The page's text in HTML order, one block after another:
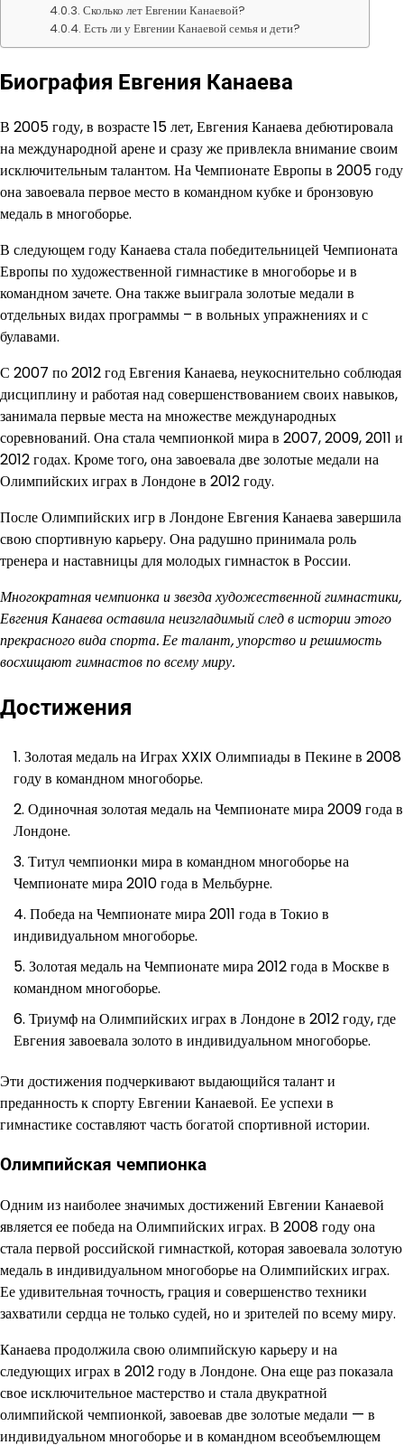
Сколько лет Евгении Канаевой?
Есть ли у Евгении Канаевой семья и дети?
Биография Евгения Канаева
В 2005 году, в возрасте 15 лет, Евгения Канаева дебютировала
на международной арене и сразу же привлекла внимание своим
исключительным талантом. На Чемпионате Европы в 2005 году
она завоевала первое место в командном кубке и бронзовую
медаль в многоборье.
В следующем году Канаева стала победительницей Чемпионата
Европы по художественной гимнастике в многоборье и в
командном зачете. Она также выиграла золотые медали в
отдельных видах программы – в вольных упражнениях и с
булавами.
С 2007 по 2012 год Евгения Канаева, неукоснительно соблюдая
дисциплину и работая над совершенствованием своих навыков,
занимала первые места на множестве международных
соревнований. Она стала чемпионкой мира в 2007, 2009, 2011 и
2012 годах. Кроме того, она завоевала две золотые медали на
Олимпийских играх в Лондоне в 2012 году.
После Олимпийских игр в Лондоне Евгения Канаева завершила
свою спортивную карьеру. Она радушно принимала роль
тренера и наставницы для молодых гимнасток в России.
Многократная чемпионка и звезда художественной гимнастики,
Евгения Канаева оставила неизгладимый след в истории этого
прекрасного вида спорта. Ее талант, упорство и решимость
восхищают гимнастов по всему миру.
Достижения
Золотая медаль на Играх XXIX Олимпиады в Пекине в 2008
году в командном многоборье.
Одиночная золотая медаль на Чемпионате мира 2009 года в
Лондоне.
Титул чемпионки мира в командном многоборье на
Чемпионате мира 2010 года в Мельбурне.
Победа на Чемпионате мира 2011 года в Токио в
индивидуальном многоборье.
Золотая медаль на Чемпионате мира 2012 года в Москве в
командном многоборье.
Триумф на Олимпийских играх в Лондоне в 2012 году, где
Евгения завоевала золото в индивидуальном многоборье.
Эти достижения подчеркивают выдающийся талант и
преданность к спорту Евгении Канаевой. Ее успехи в
гимнастике составляют часть богатой спортивной истории.
Олимпийская чемпионка
Одним из наиболее значимых достижений Евгении Канаевой
является ее победа на Олимпийских играх. В 2008 году она
стала первой российской гимнасткой, которая завоевала золотую
медаль в индивидуальном многоборье на Олимпийских играх.
Ее удивительная точность, грация и совершенство техники
захватили сердца не только судей, но и зрителей по всему миру.
Канаева продолжила свою олимпийскую карьеру и на
следующих играх в 2012 году в Лондоне. Она еще раз показала
свое исключительное мастерство и стала двукратной
олимпийской чемпионкой, завоевав две золотые медали — в
индивидуальном многоборье и в командном всеобъемлющем